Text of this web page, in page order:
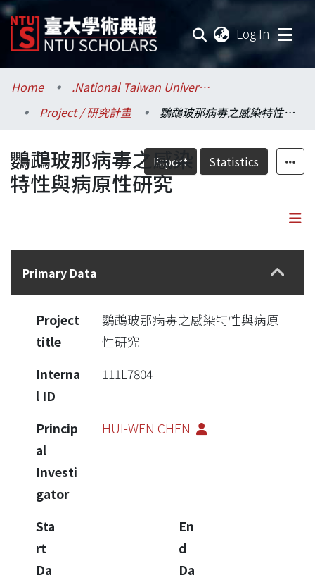
Log In
Communities & Collections
Research Outputs
Fundings & Projects
Researchers
Statistics
Home
.National Taiwan University / 國立臺灣大學
Project / 研究計畫
鸚鵡玻那病毒之感染特性與病原性研究
Export Statistics
鸚鵡玻那病毒之感染
特性與病原性研究
Details
Primary Data
Project
title
鸚鵡玻那病毒之感染特性與病原
性研究
Interna
l ID
111L7804
Princip
al
Investi
gator
HUI-WEN CHEN
Sta
rt
Da
En
d
Da